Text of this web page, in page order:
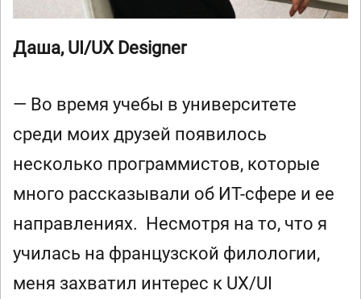
Даша, UI/UX Designer
— Во время учебы в университете
среди моих друзей появилось
несколько программистов, которые
много рассказывали об ИТ-сфере и ее
направлениях. Несмотря на то, что я
училась на французской филологии,
меня захватил интерес к UX/UI